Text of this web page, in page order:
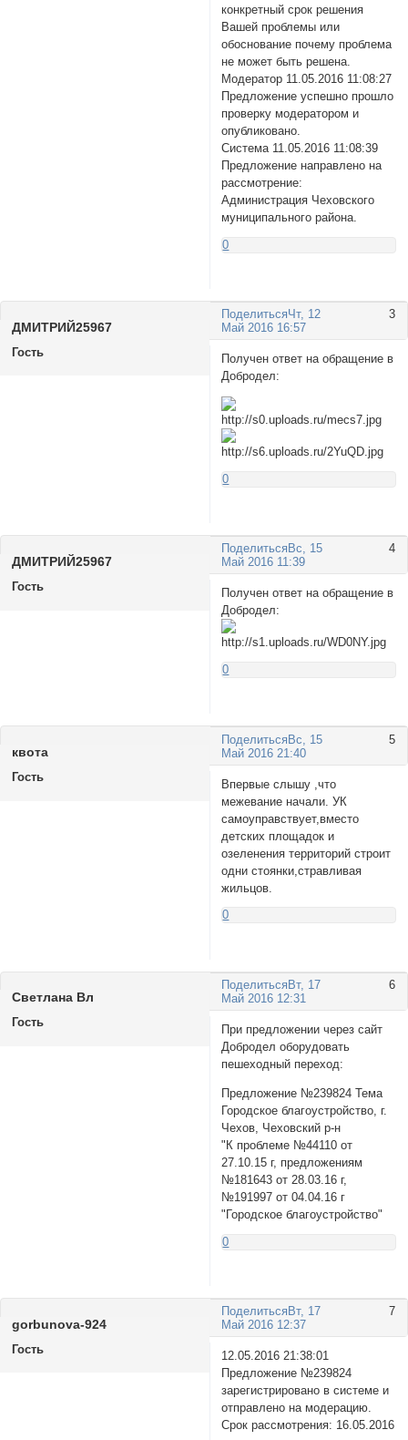
конкретный срок решения
Вашей проблемы или
обоснование почему проблема
не может быть решена.
Модератор 11.05.2016 11:08:27
Предложение успешно прошло
проверку модератором и
опубликовано.
Система 11.05.2016 11:08:39
Предложение направлено на
рассмотрение:
Администрация Чеховского
муниципального района.
0
Поделиться 3
Чт, 12
Май 2016 16:57
ДМИTPИЙ25967
Гость
Получен ответ на обращение в
Добродел:
0
Поделиться 4
Вс, 15
Май 2016 11:39
ДМИTPИЙ25967
Гость
Получен ответ на обращение в
Добродел:
0
Поделиться 5
Вс, 15
Май 2016 21:40
квота
Гость
Впервые слышу ,что
межевание начали. УК
самоуправствует,вместо
детских площадок и
озеленения территорий строит
одни стоянки,стравливая
жильцов.
0
Поделиться 6
Вт, 17
Май 2016 12:31
Светлана Вл
Гость
При предложении через сайт
Добродел оборудовать
пешеходный переход:
Предложение №239824 Тема
Городское благоустройство, г.
Чехов, Чеховский р-н
"К проблеме №44110 от
27.10.15 г, предложениям
№181643 от 28.03.16 г,
№191997 от 04.04.16 г
"Городское благоустройство"
0
Поделиться 7
Вт, 17
Май 2016 12:37
gorbunova-924
Гость
12.05.2016 21:38:01
Предложение №239824
зарегистрировано в системе и
отправлено на модерацию.
Срок рассмотрения: 16.05.2016